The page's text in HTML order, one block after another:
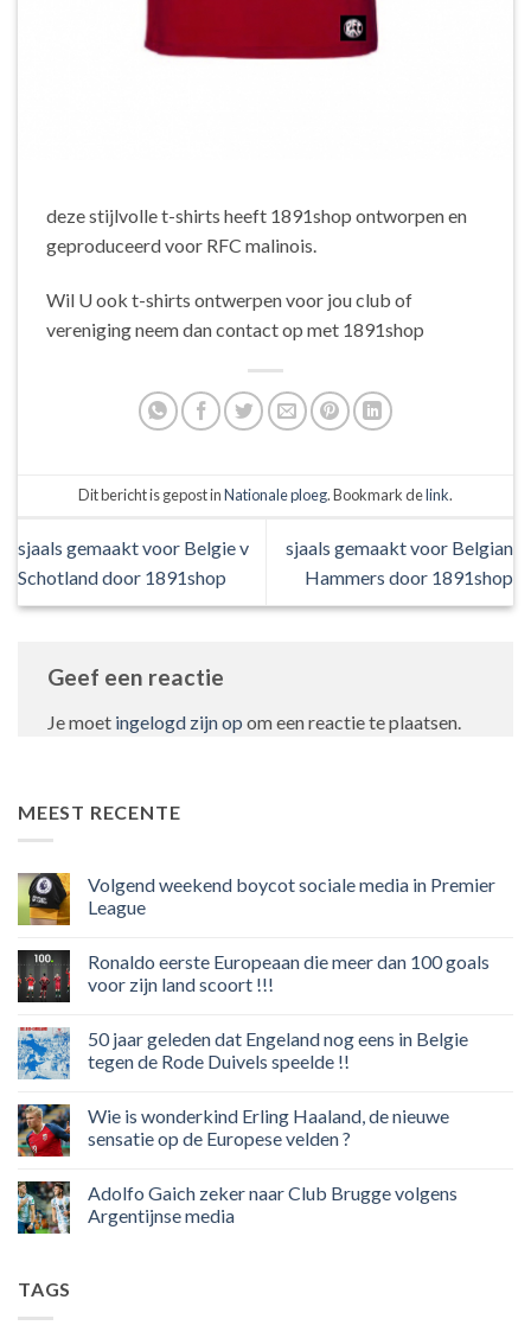
deze stijlvolle t-shirts heeft 1891shop ontworpen en
geproduceerd voor RFC malinois.
Wil U ook t-shirts ontwerpen voor jou club of
vereniging neem dan contact op met 1891shop
Dit bericht is gepost inNationale ploeg. Bookmark delink.
sjaals gemaakt voor Belgie v
Schotland door 1891shop
sjaals gemaakt voor Belgian
Hammers door 1891shop
Geef een reactie
Je moet ingelogd zijn op om een reactie te plaatsen.
MEEST RECENTE
Volgend weekend boycot sociale media in Premier
League
op
weekend
media
in
Premier
Ronaldo eerste Europeaan die meer dan 100 goals
voor zijn land scoort !!!
op
Ronaldo
eerste
meer
100
zijn
land
scoort
50 jaar geleden dat Engeland nog eens in Belgie
tegen de Rode Duivels speelde !!
op
jaar
Engeland
nog
eens
Wie is wonderkind Erling Haaland, de nieuwe
sensatie op de Europese velden ?
op
Wie
is
Adolfo Gaich zeker naar Club Brugge volgens
Argentijnse media
TAGS